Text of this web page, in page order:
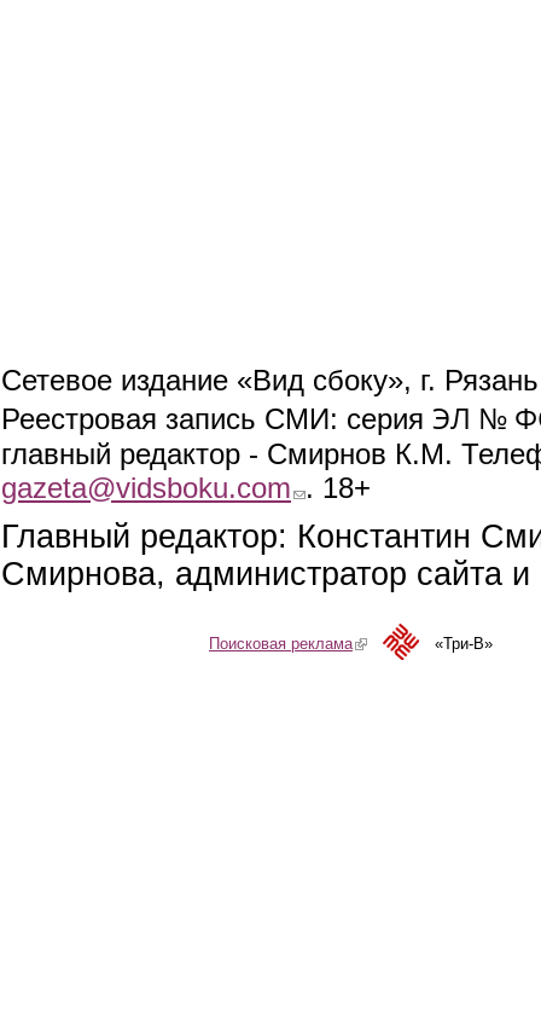
Сетевое издание «Вид сбоку», г.
Реестровая запись СМИ: серия ЭЛ №
главный редактор - Смирнов К.М.
gazeta@vidsboku.com (link sends e-mail)
. 18+
Главный редактор: Константин
Смирнова, администратор сайта
Поисковая реклама(link is external)«Три-В»